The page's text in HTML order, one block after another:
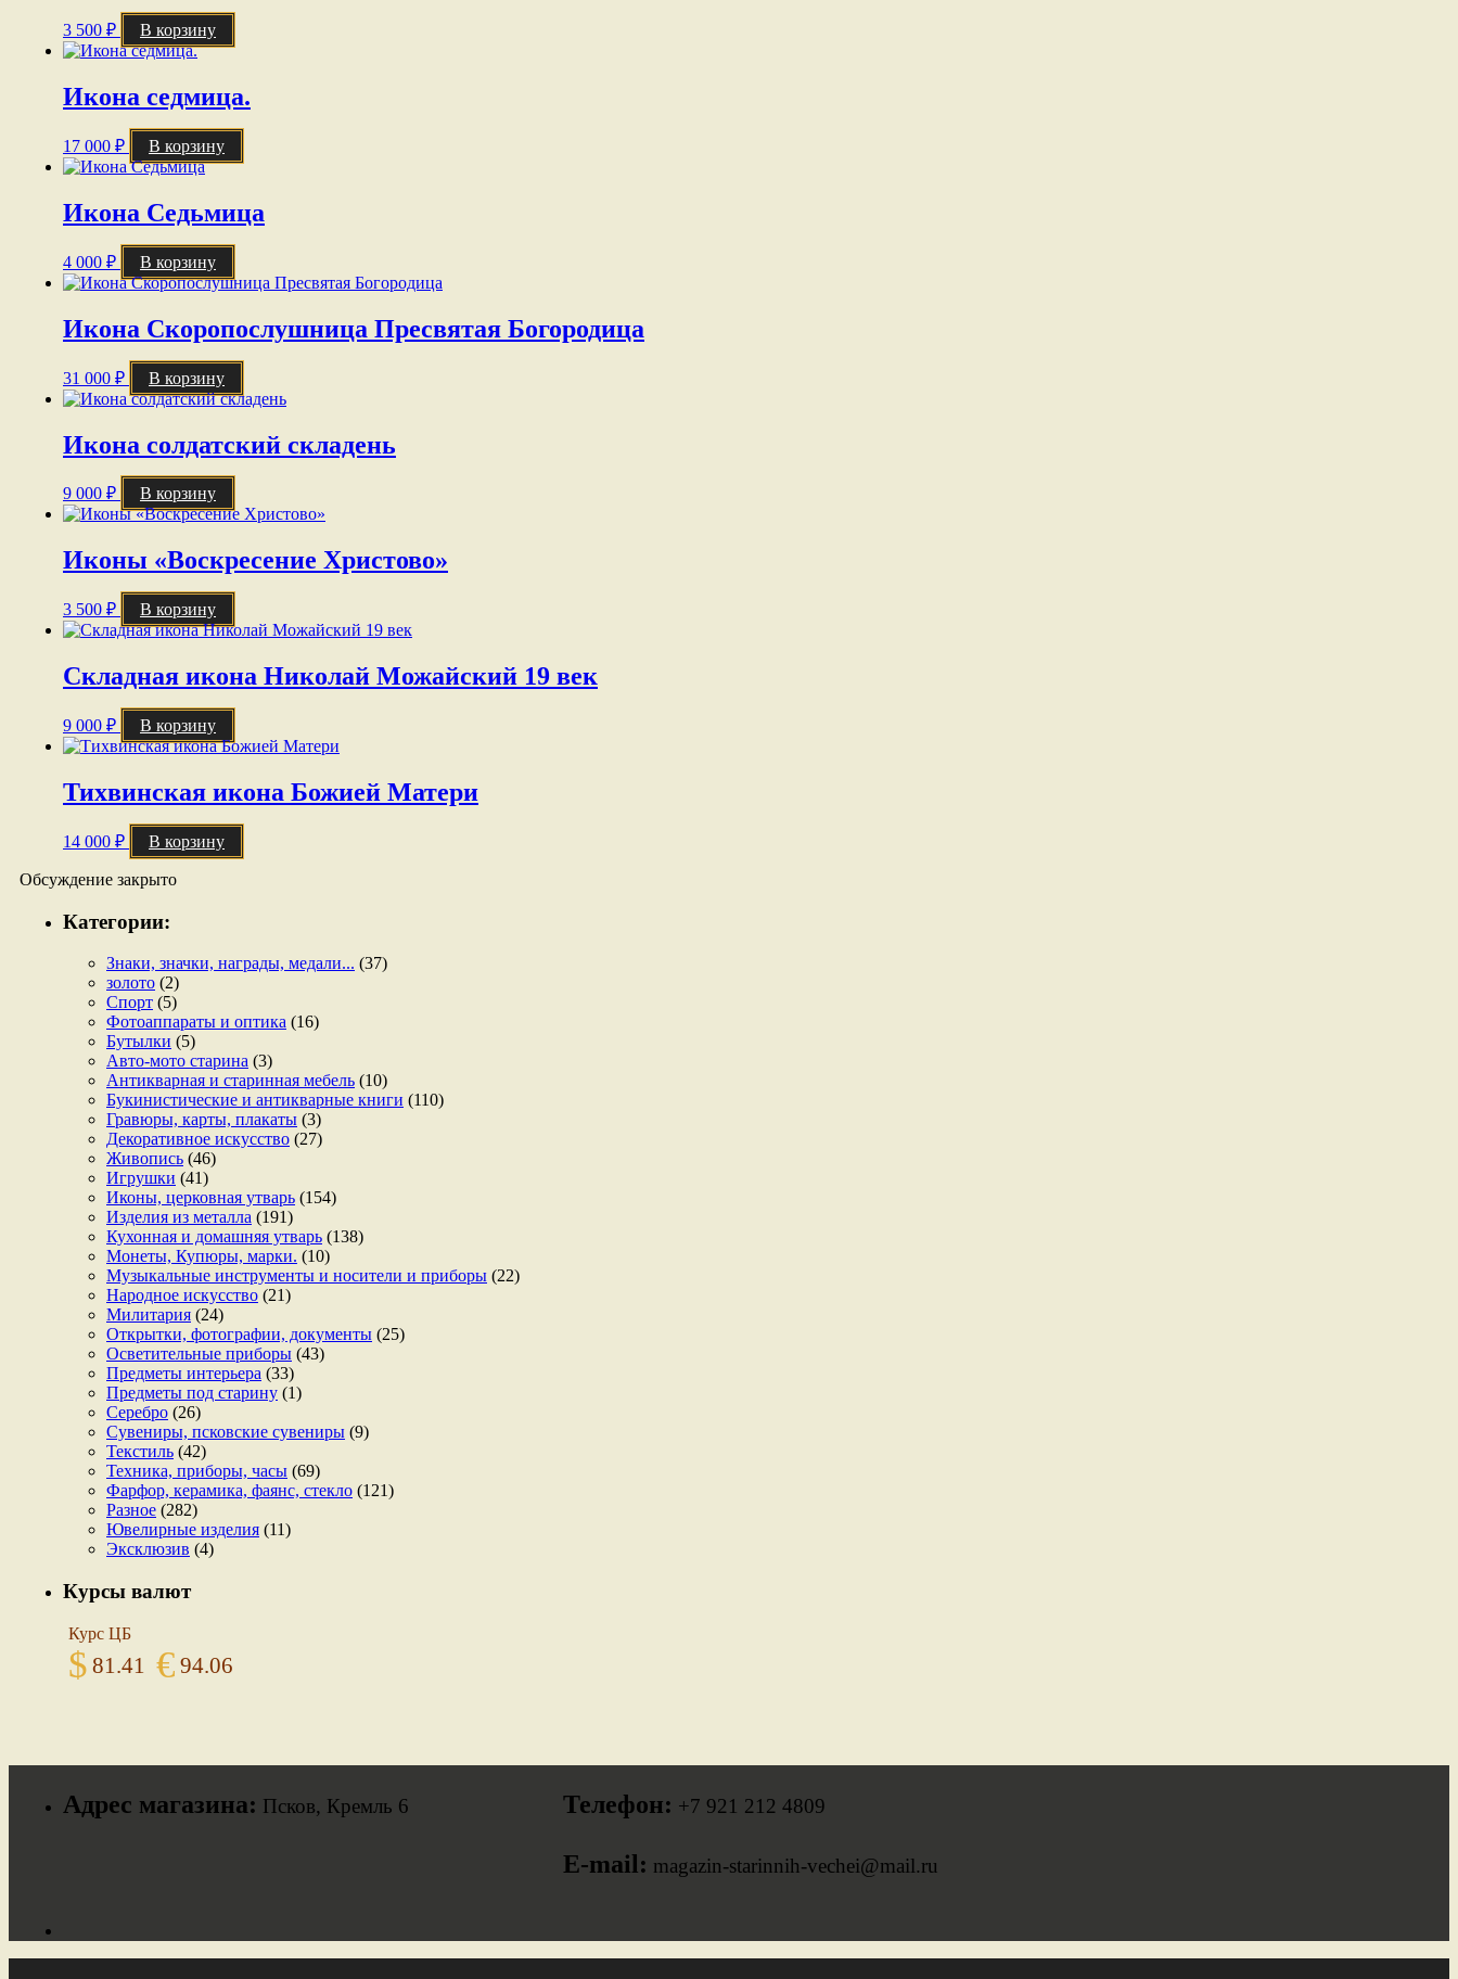
3 500 ₽ В корзину
Икона седмица.
17 000 ₽ В корзину
Икона Седьмица
4 000 ₽ В корзину
Икона Скоропослушница Пресвятая Богородица
31 000 ₽ В корзину
Икона солдатский складень
9 000 ₽ В корзину
Иконы «Воскресение Христово»
3 500 ₽ В корзину
Складная икона Николай Можайский 19 век
9 000 ₽ В корзину
Тихвинская икона Божией Матери
14 000 ₽ В корзину
Обсуждение закрыто
Категории:
Знаки, значки, награды, медали... (37)
золото (2)
Спорт (5)
Фотоаппараты и оптика (16)
Бутылки (5)
Авто-мото старина (3)
Антикварная и старинная мебель (10)
Букинистические и антикварные книги (110)
Гравюры, карты, плакаты (3)
Декоративное искусство (27)
Живопись (46)
Игрушки (41)
Иконы, церковная утварь (154)
Изделия из металла (191)
Кухонная и домашняя утварь (138)
Монеты, Купюры, марки. (10)
Музыкальные инструменты и носители и приборы (22)
Народное искусство (21)
Милитария (24)
Открытки, фотографии, документы (25)
Осветительные приборы (43)
Предметы интерьера (33)
Предметы под старину (1)
Серебро (26)
Сувениры, псковские сувениры (9)
Текстиль (42)
Техника, приборы, часы (69)
Фарфор, керамика, фаянс, стекло (121)
Разное (282)
Ювелирные изделия (11)
Эксклюзив (4)
Курсы валют
Курс ЦБ
$ 81.41 € 94.06
Адрес магазина: Псков, Кремль 6 Телефон: +7 921 212 4809
E-mail: magazin-starinnih-vechei@mail.ru